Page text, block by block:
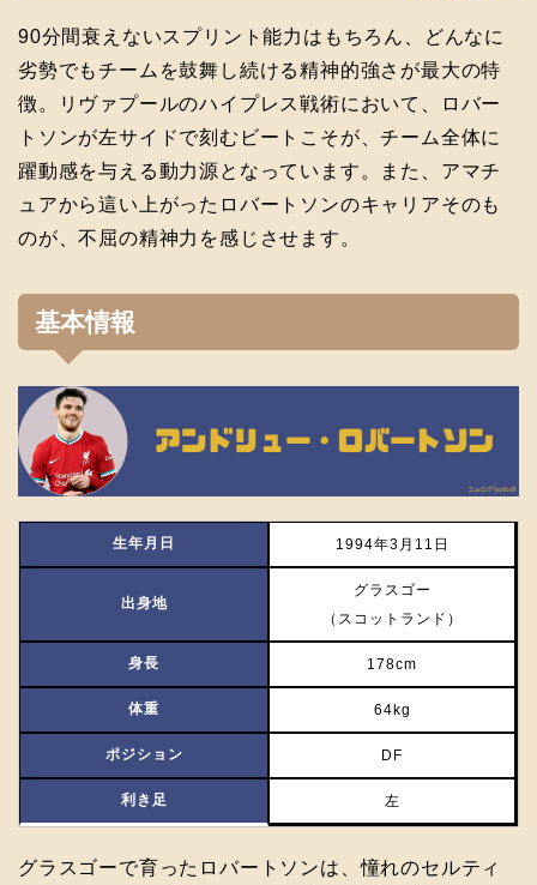
90分間衰えないスプリント能力はもちろん、どんなに
劣勢でもチームを鼓舞し続ける精神的強さが最大の特
徴。リヴァプールのハイプレス戦術において、ロバー
トソンが左サイドで刻むビートこそが、チーム全体に
躍動感を与える動力源となっています。また、アマチ
ュアから這い上がったロバートソンのキャリアそのも
のが、不屈の精神力を感じさせます。
基本情報
生年月日 1994年3月11日
出身地
グラスゴー
（スコットランド）
身長 178cm
体重 64kg
ポジション DF
利き足 左
グラスゴーで育ったロバートソンは、憧れのセルティ